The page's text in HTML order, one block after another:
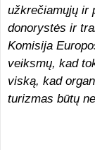
užkrečiamųjų ir
donorystės ir
Komisija
veiksmų, kad
viską, kad
turizmas būtų